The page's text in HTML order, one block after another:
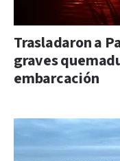
Trasladaron a
graves
embarcación